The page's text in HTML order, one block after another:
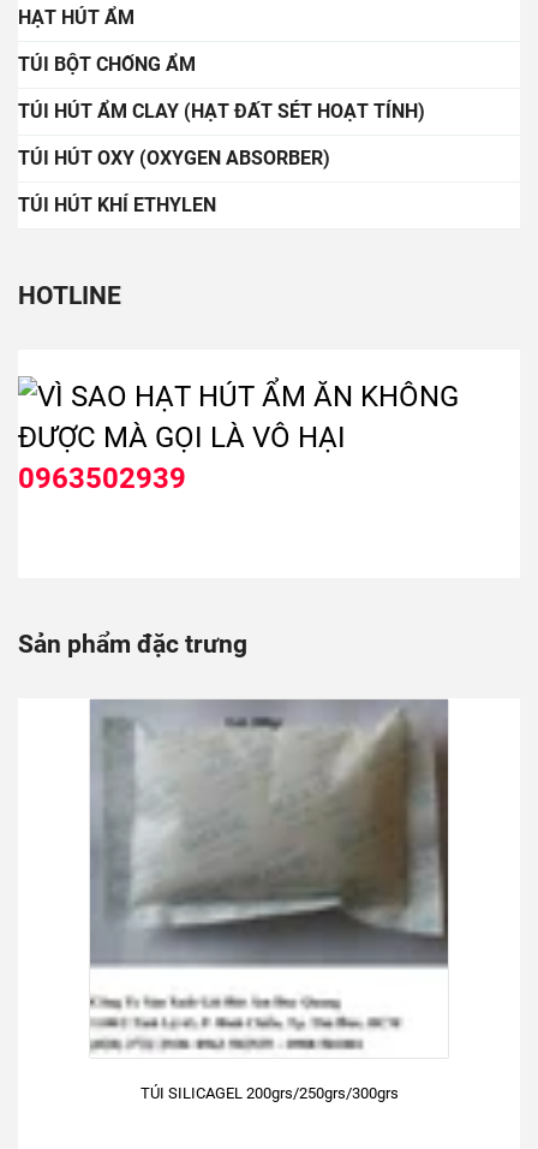
HẠT HÚT ẨM
TÚI BỘT CHỐNG ẨM
TÚI HÚT ẨM CLAY (HẠT ĐẤT SÉT HOẠT TÍNH)
TÚI HÚT OXY (OXYGEN ABSORBER)
TÚI HÚT KHÍ ETHYLEN
HOTLINE
0963502939
Sản phẩm đặc trưng
TÚI SILICAGEL 200grs/250grs/300grs